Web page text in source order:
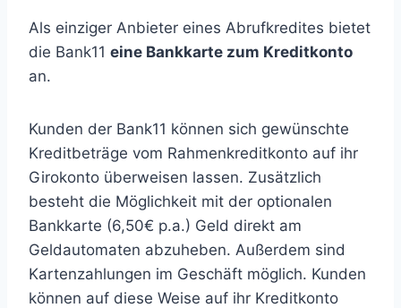
Als einziger Anbieter eines Abrufkredites bietet
die Bank11 eine Bankkarte zum Kreditkonto
an.
Kunden der Bank11 können sich gewünschte
Kreditbeträge vom Rahmenkreditkonto auf ihr
Girokonto überweisen lassen. Zusätzlich
besteht die Möglichkeit mit der optionalen
Bankkarte (6,50€ p.a.) Geld direkt am
Geldautomaten abzuheben. Außerdem sind
Kartenzahlungen im Geschäft möglich. Kunden
können auf diese Weise auf ihr Kreditkonto